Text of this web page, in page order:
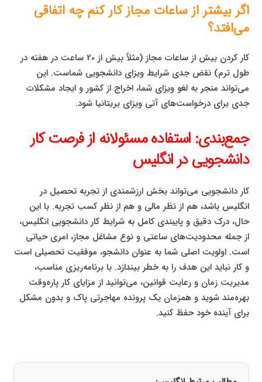
اگر بیشتر از ساعات مجاز کار کنم چه اتفاقی
می‌افتد؟
کار کردن بیش از ساعات مجاز (مثلاً بیش از 20 ساعت در هفته در
طول ترم) نقض جدی شرایط ویزای دانشجویی شماست. این
می‌تواند منجر به لغو ویزای شما، اخراج از کشور و ایجاد مشکلات
جدی برای درخواست‌های آتی ویزای بریتانیا شود.
جمع‌بندی: استفاده مسئولانه از فرصت کار
دانشجویی در انگلیس
کار دانشجویی می‌تواند بخش ارزشمندی از تجربه تحصیل در
انگلیس باشد، هم از نظر مالی و هم از نظر کسب تجربه. با این
حال، درک دقیق و پایبندی کامل به شرایط کار دانشجویی انگلیس،
از جمله محدودیت‌های ساعتی و نوع مشاغل مجاز، امری حیاتی
است. اولویت اصلی شما به عنوان دانشجو، موفقیت تحصیلی است
و کار نباید این هدف را به خطر بیندازد. با برنامه‌ریزی مناسب،
مدیریت زمان و رعایت قوانین، می‌توانید از مزایای کار پاره‌وقت
بهره‌مند شوید و همزمان یک پرونده مهاجرتی پاک و بدون مشکل
برای آینده خود حفظ کنید.